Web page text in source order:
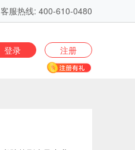
客服热线: 400-610-0480
登录 注册